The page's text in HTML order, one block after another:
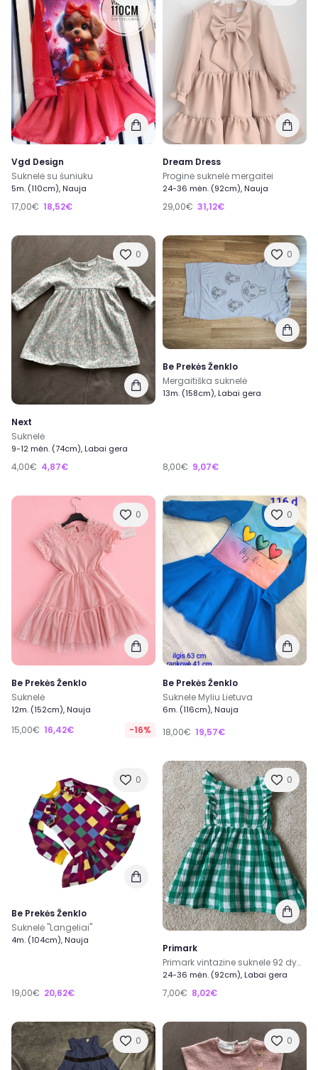
Vgd Design
Suknelė su śuniuku
5m. (110cm), Nauja
17,00€ 18,52€
Dream Dress
Proginė suknelė mergaitei
24-36 mėn. (92cm), Nauja
29,00€ 31,12€
0
Next
Suknelė
9-12 mėn. (74cm), Labai gera
4,00€ 4,87€
0
Be Prekės Ženklo
Mergaitiška suknelė
13m. (158cm), Labai gera
8,00€ 9,07€
0
Be Prekės Ženklo
Suknelė
12m. (152cm), Nauja
15,00€ 16,42€ -16%
0
Be Prekės Ženklo
Suknele Myliu Lietuva
6m. (116cm), Nauja
18,00€ 19,57€
0
Be Prekės Ženklo
Suknelė "Langeliai"
4m. (104cm), Nauja
19,00€ 20,62€
0
Primark
Primark vintazine suknele 92 dydis
24-36 mėn. (92cm), Labai gera
7,00€ 8,02€
0 0